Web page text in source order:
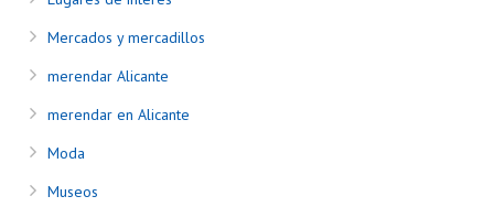
Mercados y mercadillos
merendar Alicante
merendar en Alicante
Moda
Museos